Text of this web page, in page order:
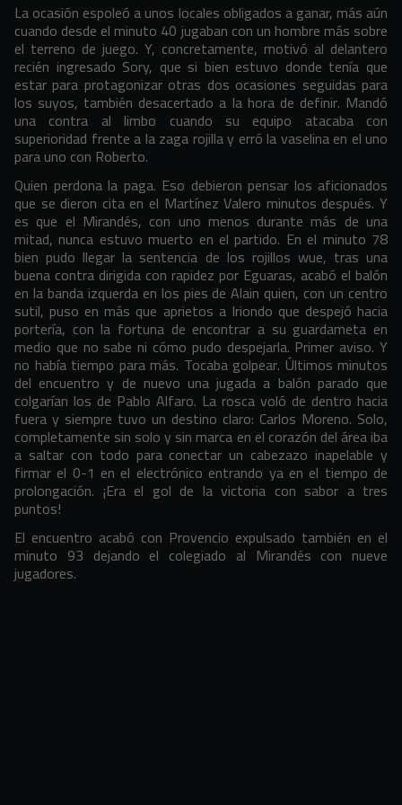
La ocasión espoleó a unos locales obligados a ganar, más aún
cuando desde el minuto 40 jugaban con un hombre más sobre
el terreno de juego. Y, concretamente, motivó al delantero
recién ingresado Sory, que si bien estuvo donde tenía que
estar para protagonizar otras dos ocasiones seguidas para
los suyos, también desacertado a la hora de definir. Mandó
una contra al limbo cuando su equipo atacaba con
superioridad frente a la zaga rojilla y erró la vaselina en el uno
para uno con Roberto.
Quien perdona la paga. Eso debieron pensar los aficionados
que se dieron cita en el Martínez Valero minutos después. Y
es que el Mirandés, con uno menos durante más de una
mitad, nunca estuvo muerto en el partido. En el minuto 78
bien pudo llegar la sentencia de los rojillos wue, tras una
buena contra dirigida con rapidez por Eguaras, acabó el balón
en la banda izquerda en los pies de Alain quien, con un centro
sutil, puso en más que aprietos a Iriondo que despejó hacia
portería, con la fortuna de encontrar a su guardameta en
medio que no sabe ni cómo pudo despejarla. Primer aviso. Y
no había tiempo para más. Tocaba golpear. Últimos minutos
del encuentro y de nuevo una jugada a balón parado que
colgarían los de Pablo Alfaro. La rosca voló de dentro hacia
fuera y siempre tuvo un destino claro: Carlos Moreno. Solo,
completamente sin solo y sin marca en el corazón del área iba
a saltar con todo para conectar un cabezazo inapelable y
firmar el 0-1 en el electrónico entrando ya en el tiempo de
prolongación. ¡Era el gol de la victoria con sabor a tres
puntos!
El encuentro acabó con Provencio expulsado también en el
minuto 93 dejando el colegiado al Mirandés con nueve
jugadores.